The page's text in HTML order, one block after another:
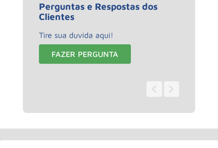
Perguntas e Respostas dos
Clientes
Tire sua duvida aqui!
FAZER PERGUNTA